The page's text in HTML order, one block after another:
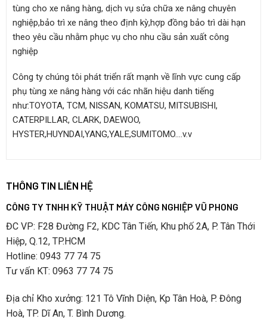
tùng cho xe nâng hàng, dịch vụ sửa chữa xe nâng chuyên
nghiệp,bảo trì xe nâng theo định kỳ,hợp đồng bảo trì dài hạn
theo yêu cầu nhằm phục vụ cho nhu cầu sản xuất công
nghiệp
Công ty chúng tôi phát triển rất mạnh về lĩnh vực cung cấp
phụ tùng xe nâng hàng với các nhãn hiệu danh tiếng
như:TOYOTA, TCM, NISSAN, KOMATSU, MITSUBISHI,
CATERPILLAR, CLARK, DAEWOO,
HYSTER,HUYNDAI,YANG,YALE,SUMITOMO….v.v
THÔNG TIN LIÊN HỆ
CÔNG TY TNHH KỸ THUẬT MÁY CÔNG NGHIỆP VŨ PHONG
ĐC VP: F28 Đường F2, KDC Tân Tiến, Khu phố 2A, P. Tân Thới
Hiệp, Q.12, TP.HCM
Hotline: 0943 77 74 75
Tư vấn KT: 0963 77 74 75
Địa chỉ Kho xưởng: 121 Tô Vĩnh Diện, Kp Tân Hoà, P. Đông
Hoà, TP. Dĩ An, T. Bình Dương.